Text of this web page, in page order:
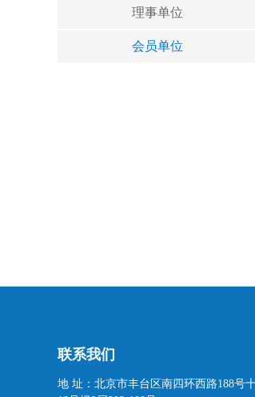
理事单位
会员单位
联系我们
地 址：北京市丰台区南四环西路188号